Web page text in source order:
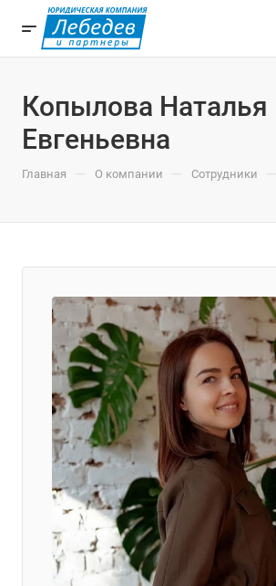
Копылова Наталья
Евгеньевна
Главная — О компании — Сотрудники —